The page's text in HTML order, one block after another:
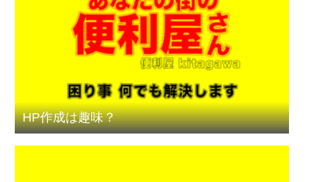
HP作成は趣味？